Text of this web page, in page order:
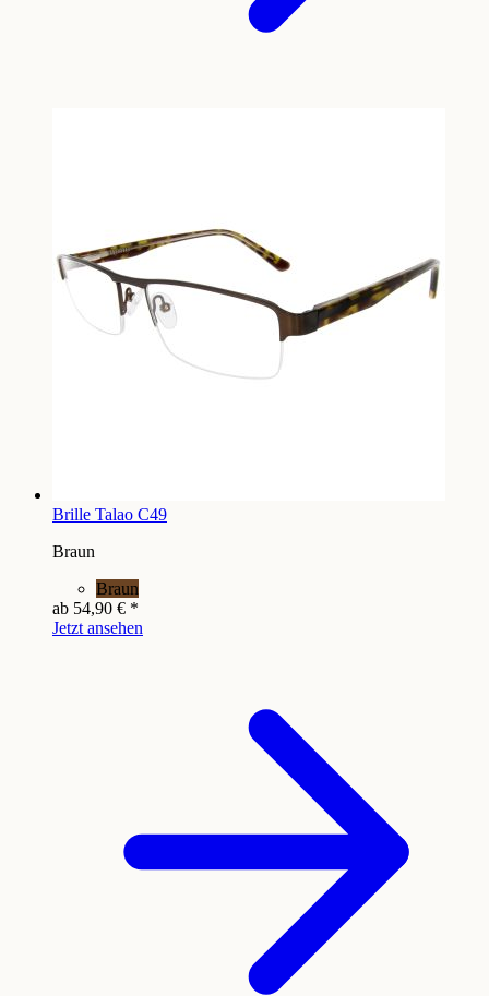
Brille Talao C49
Braun
Braun
ab 54,90 € *
Jetzt ansehen